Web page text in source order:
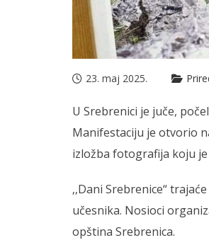
23. maj 2025.
U Srebrenici je juče,
Manifestaciju je otvorio
izložba fotografija koju
‚‚Dani Srebrenice“
učesnika. Nosioci
opština Srebrenica.